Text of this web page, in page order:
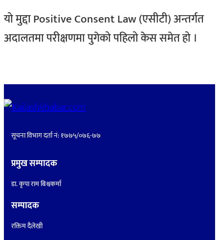
यो मुद्दा Positive Consent Law (एसीटी) अन्तर्गत
अदालतमा परीक्षणमा पुगेको पहिलो केस समेत हो ।
सूचना विभाग दर्ता नं: १७७५/०७६-७७
प्रमुख सम्पादक
डा. कृपा राम बिश्वकर्मा
सम्पादक
रक्तिम दैलेखी